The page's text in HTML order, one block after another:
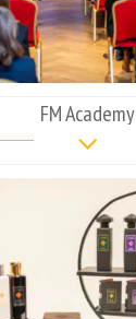
FM Academy